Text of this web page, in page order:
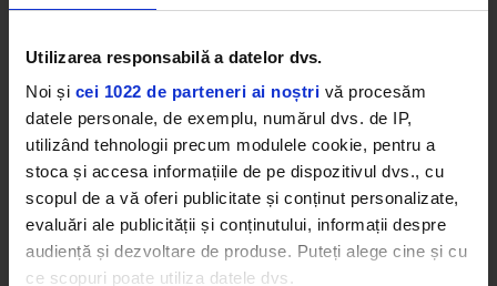
Utilizarea responsabilă a datelor dvs.
Noi și cei 1022 de parteneri ai noștri vă procesăm
datele personale, de exemplu, numărul dvs. de IP,
utilizând tehnologii precum modulele cookie, pentru a
stoca și accesa informațiile de pe dispozitivul dvs., cu
scopul de a vă oferi publicitate și conținut personalizate,
evaluări ale publicității și conținutului, informații despre
audiență și dezvoltare de produse. Puteți alege cine și cu
ce scopuri poate utiliza datele dvs.